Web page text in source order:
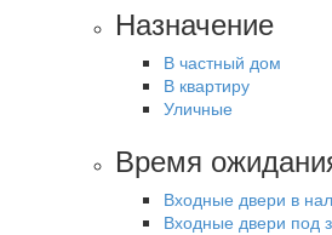
Назначение
В частный дом
В квартиру
Уличные
Время
Входные двери в
Входные двери под